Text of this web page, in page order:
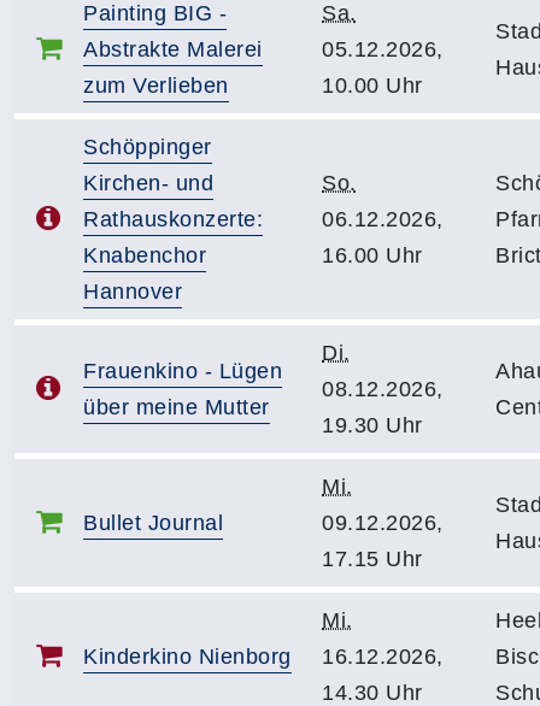
Painting BIG -
Abstrakte Malerei
zum Verlieben
Sa.
05.12.2026,
10.00 Uhr
Schöppinger
Kirchen- und
Rathauskonzerte:
Knabenchor
Hannover
So.
06.12.2026,
16.00 Uhr
Frauenkino - Lügen
über meine Mutter
Di.
08.12.2026,
19.30 Uhr
Bullet Journal
Mi.
09.12.2026,
17.15 Uhr
Kinderkino Nienborg
Mi.
16.12.2026,
14.30 Uhr